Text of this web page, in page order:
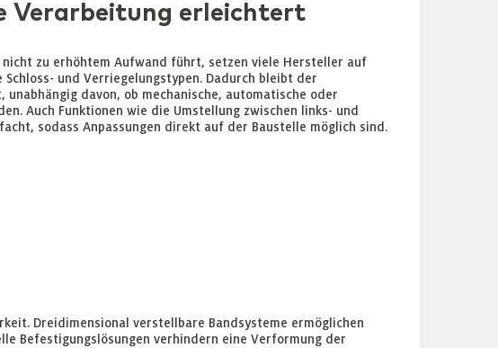
Verarbeitung erleichtert
zu erhöhtem Aufwand führt, setzen viele Hersteller auf
und Verriegelungstypen. Dadurch bleibt der
davon, ob mechanische, automatische oder
Auch Funktionen wie die Umstellung zwischen links- und
sodass Anpassungen direkt auf der Baustelle möglich sind.
Dreidimensional verstellbare Bandsysteme ermöglichen
Befestigungslösungen verhindern eine Verformung der